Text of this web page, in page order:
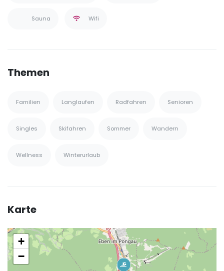
Sauna Wifi
Themen
Familien Langlaufen Radfahren Senioren
Singles Skifahren Sommer Wandern
Wellness Winterurlaub
Karte
+
−